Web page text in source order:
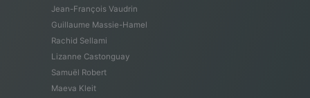
Jean-François Vaudrin
Guillaume Massie-Hamel
Rachid Sellami
Lizanne Castonguay
Samuël Robert
Maeva Kleit